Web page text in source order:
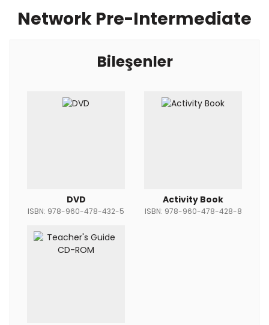
Network Pre-Intermediate
Bileşenler
DVD
ISBN: 978-960-478-432-5
Activity Book
ISBN: 978-960-478-428-8